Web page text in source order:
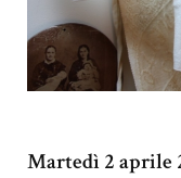
Martedì 2 aprile